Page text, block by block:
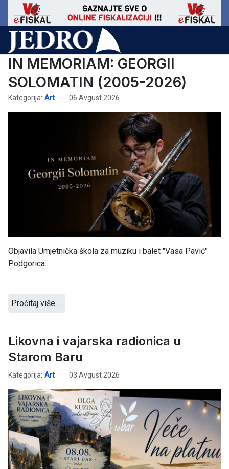
IN MEMORIAM: GEORGII
SOLOMATIN (2005-2026)
Kategorija: Art 06 Avgust 2026
Objavila Umjetnička škola za muziku i balet "Vasa Pavić"
Podgorica...
Pročitaj više …
Likovna i vajarska radionica u
Starom Baru
Kategorija: Art 03 Avgust 2026